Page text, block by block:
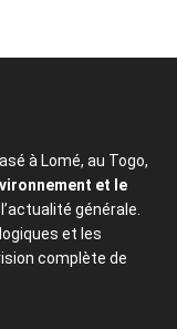
à Lomé, au Togo,
et le
générale.
et les
complète de